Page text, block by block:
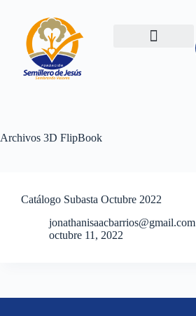
Archivos 3D FlipBook
Catálogo Subasta Octubre 2022
jonathanisaacbarrios@gmail.com
octubre 11, 2022